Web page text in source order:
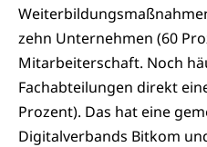
zehn Unternehmen (60
Mitarbeiterschaft. Noch
Fachabteilungen direkt
Prozent). Das hat eine
Digitalverbands Bitkom